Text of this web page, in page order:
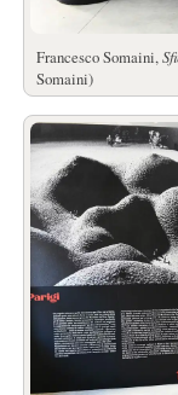
Francesco Somaini,
Somaini)